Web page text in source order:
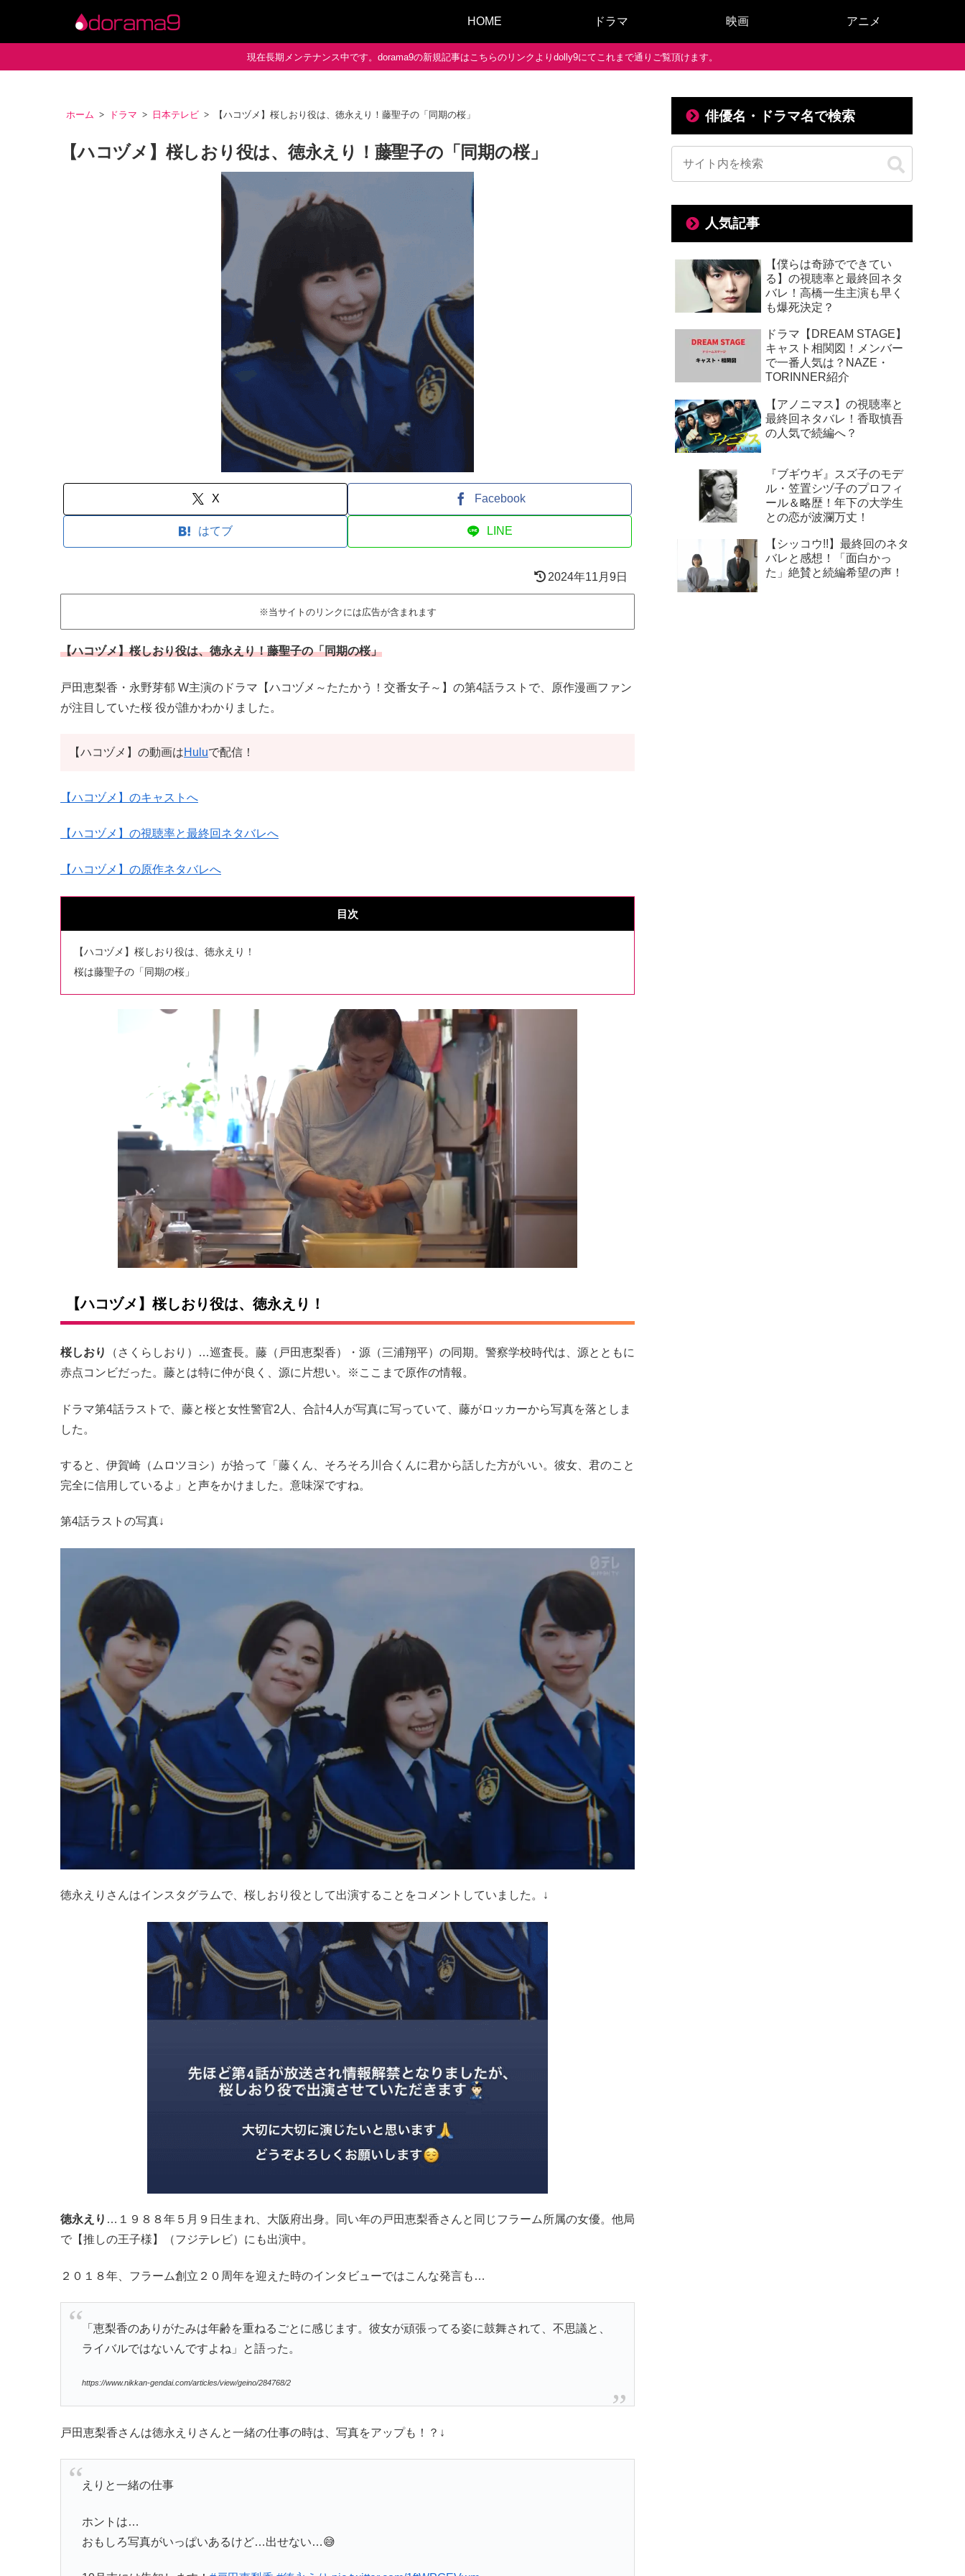
HOME ドラマ 映画 アニメ
現在長期メンテナンス中です。dorama9の新規記事はこちらのリンクよりdolly9にてこれまで通りご覧頂けます。
ホーム ドラマ 日本テレビ 【ハコヅメ】桜しおり役は、徳永えり！藤聖子の「同期の桜」
【ハコヅメ】桜しおり役は、徳永えり！藤聖子の「同期の桜」
X Facebook
はてブ LINE
2024年11月9日
※当サイトのリンクには広告が含まれます
【ハコヅメ】桜しおり役は、徳永えり！藤聖子の「同期の桜」
戸田恵梨香・永野芽郁 W主演のドラマ【ハコヅメ～たたかう！交番女子～】の第4話ラストで、原作漫画ファン
が注目していた桜 役が誰かわかりました。
【ハコヅメ】の動画はHuluで配信！
【ハコヅメ】のキャストへ
【ハコヅメ】の視聴率と最終回ネタバレへ
【ハコヅメ】の原作ネタバレへ
目次
【ハコヅメ】桜しおり役は、徳永えり！
桜は藤聖子の「同期の桜」
【ハコヅメ】桜しおり役は、徳永えり！
桜しおり
（さくらしおり）…巡査長。藤（戸田恵梨香）・源（三浦翔平）の同期。警察学校時代は、源とともに
赤点コンビだった。藤とは特に仲が良く、源に片想い。※ここまで原作の情報。
ドラマ第4話ラストで、藤と桜と女性警官2人、合計4人が写真に写っていて、藤がロッカーから写真を落としま
した。
すると、伊賀崎（ムロツヨシ）が拾って「藤くん、そろそろ川合くんに君から話した方がいい。彼女、君のこと
完全に信用しているよ」と声をかけました。意味深ですね。
第4話ラストの写真↓
徳永えりさんはインスタグラムで、桜しおり役として出演することをコメントしていました。↓
徳永えり …１９８８年５月９日生まれ、大阪府出身。同い年の戸田恵梨香さんと同じフラーム所属の女優。他局
で【推しの王子様】（フジテレビ）にも出演中。
２０１８年、フラーム創立２０周年を迎えた時のインタビューではこんな発言も…
「恵梨香のありがたみは年齢を重ねるごとに感じます。彼女が頑張ってる姿に鼓舞されて、不思議と、
ライバルではないんですよね」と語った。
https://www.nikkan-gendai.com/articles/view/geino/284768/2
戸田恵梨香さんは徳永えりさんと一緒の仕事の時は、写真をアップも！？↓
えりと一緒の仕事
ホントは…
おもしろ写真がいっぱいあるけど…出せない…😅
俳優名・ドラマ名で検索
人気記事
【僕らは奇跡でできてい
る】の視聴率と最終回ネタ
バレ！高橋一生主演も早く
も爆死決定？
ドラマ【DREAM STAGE】
キャスト相関図！メンバー
で一番人気は？NAZE・
TORINNER紹介
【アノニマス】の視聴率と
最終回ネタバレ！香取慎吾
の人気で続編へ？
『ブギウギ』スズ子のモデ
ル・笠置シヅ子のプロフィ
ール＆略歴！年下の大学生
との恋が波瀾万丈！
【シッコウ!!】最終回のネタ
バレと感想！「面白かっ
た」絶賛と続編希望の声！